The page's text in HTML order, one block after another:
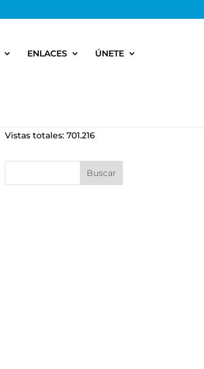
ENLACES ÚNETE
Vistas totales:701.216